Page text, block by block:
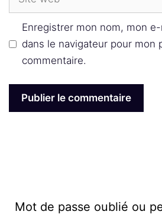
web
Enregistrer mon nom, mon
dans le navigateur pour mon
commentaire.
Mot de passe oublié ou